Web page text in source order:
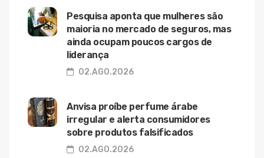
Pesquisa aponta que mulheres são
maioria no mercado de seguros, mas
ainda ocupam poucos cargos de
liderança
02.AGO.2026
Anvisa proíbe perfume árabe
irregular e alerta consumidores
sobre produtos falsificados
02.AGO.2026